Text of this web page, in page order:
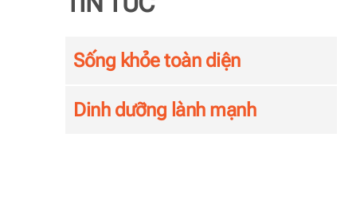
Sống khỏe toàn diện
Dinh dưỡng lành mạnh